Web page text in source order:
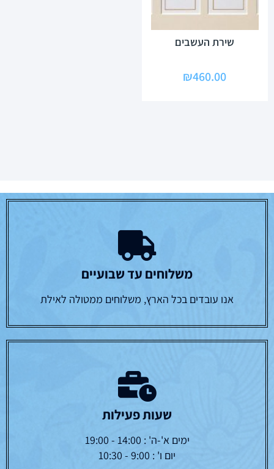
שירת העשבים
₪460.00
משלוחים עד שבועיים
אנו עובדים בכל הארץ, משלוחים ממטולה לאילת
שעות פעילות
ימים א'-ה' : 14:00 - 19:00
יום ו' : 9:00 - 10:30